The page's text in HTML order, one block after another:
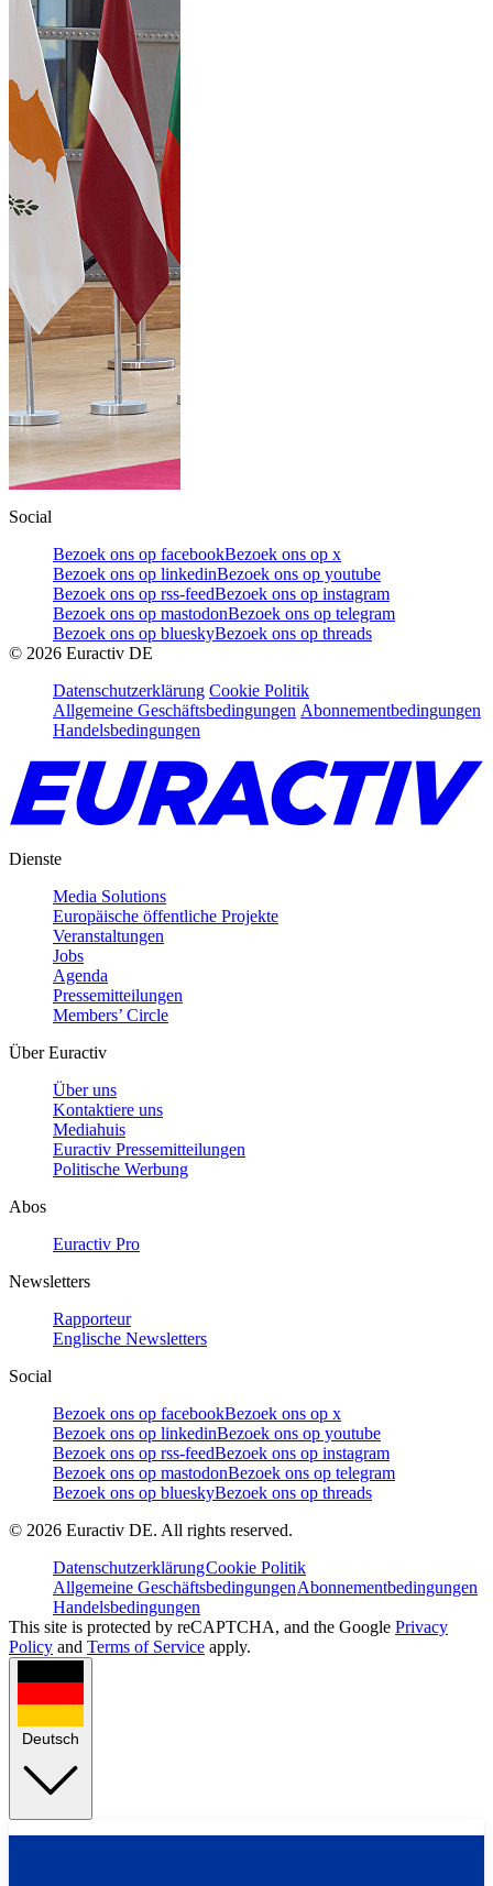
Social
Bezoek ons op facebookBezoek ons op x
Bezoek ons op linkedinBezoek ons op youtube
Bezoek ons op rss-feedBezoek ons op instagram
Bezoek ons op mastodonBezoek ons op telegram
Bezoek ons op blueskyBezoek ons op threads
© 2026 Euractiv DE
Datenschutzerklärung Cookie Politik
Allgemeine Geschäftsbedingungen Abonnementbedingungen
Handelsbedingungen
Dienste
Media Solutions
Europäische öffentliche Projekte
Veranstaltungen
Jobs
Agenda
Pressemitteilungen
Members’ Circle
Über Euractiv
Über uns
Kontaktiere uns
Mediahuis
Euractiv Pressemitteilungen
Politische Werbung
Abos
Euractiv Pro
Newsletters
Rapporteur
Englische Newsletters
Social
Bezoek ons op facebookBezoek ons op x
Bezoek ons op linkedinBezoek ons op youtube
Bezoek ons op rss-feedBezoek ons op instagram
Bezoek ons op mastodonBezoek ons op telegram
Bezoek ons op blueskyBezoek ons op threads
© 2026 Euractiv DE. All rights reserved.
DatenschutzerklärungCookie Politik
Allgemeine GeschäftsbedingungenAbonnementbedingungen
Handelsbedingungen
This site is protected by reCAPTCHA, and the Google Privacy
Policy and Terms of Service apply.
Deutsch